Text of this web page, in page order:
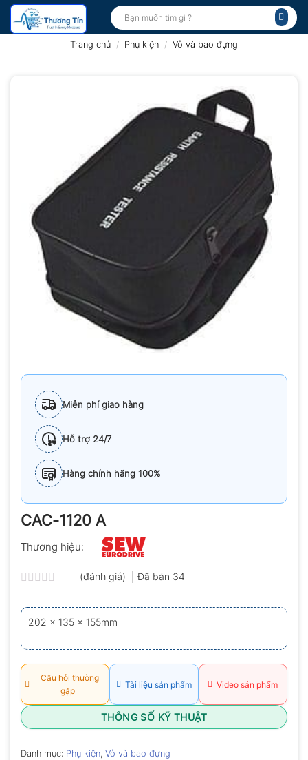
Bỏ
qua
Tìm
kiếm:
Trang chủ / Phụ kiện / Vỏ và bao đựng
Miễn phí giao hàng
Hỗ trợ 24/7
Hàng chính hãng 100%
CAC-1120 A
Thương hiệu:
xếp
hạng
0.0
5
sao
(đánh giá) Đã bán 34
202 x 135 x 155mm
Câu hỏi thường
gặp
Tài liệu sản phẩm Video sản phẩm
THÔNG SỐ KỸ THUẬT
Danh mục: Phụ kiện, Vỏ và bao đựng